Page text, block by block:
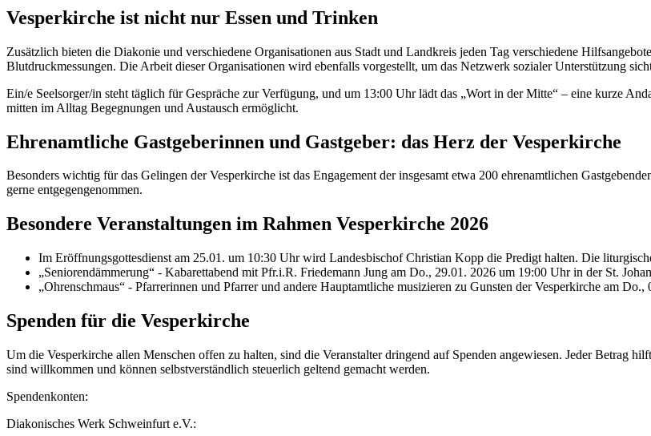
Vesperkirche ist nicht nur Essen und Trinken
Zusätzlich bieten die Diakonie und verschiedene Organisationen aus Stadt und Landkreis jeden Tag verschiedene
Blutdruckmessungen. Die Arbeit dieser Organisationen wird ebenfalls vorgestellt, um das Netzwerk sozialer Unterstützung
Ein/e Seelsorger/in steht täglich für Gespräche zur Verfügung, und um 13:00 Uhr lädt das „Wort in der Mitte“ – eine kurze
mitten im Alltag Begegnungen und Austausch ermöglicht.
Ehrenamtliche Gastgeberinnen und Gastgeber: das Herz der Vesperkirche
Besonders wichtig für das Gelingen der Vesperkirche ist das Engagement der insgesamt etwa 200 ehrenamtlichen
gerne entgegengenommen.
Besondere Veranstaltungen im Rahmen Vesperkirche 2026
Im Eröffnungsgottesdienst am 25.01. um 10:30 Uhr wird Landesbischof Christian Kopp die Predigt halten. Die
„Seniorendämmerung“ - Kabarettabend mit Pfr.i.R. Friedemann Jung am Do., 29.01. 2026 um 19:00 Uhr in der St.
„Ohrenschmaus“ - Pfarrerinnen und Pfarrer und andere Hauptamtliche musizieren zu Gunsten der Vesperkirche am
Spenden für die Vesperkirche
Um die Vesperkirche allen Menschen offen zu halten, sind die Veranstalter dringend auf Spenden angewiesen. Jeder Betrag
sind willkommen und können selbstverständlich steuerlich geltend gemacht werden.
Spendenkonten:
Diakonisches Werk Schweinfurt e.V.: